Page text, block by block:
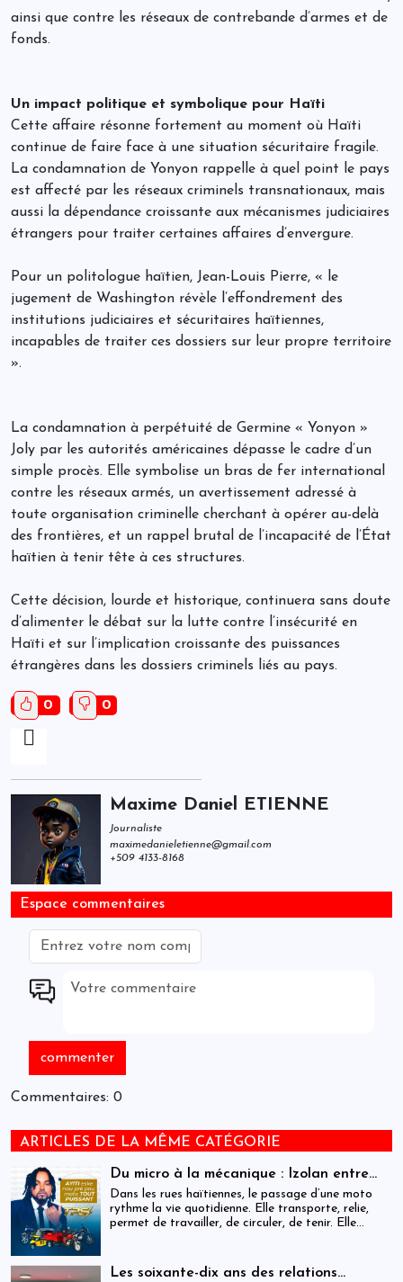
ainsi que contre les réseaux de contrebande d’armes et de
fonds.
Un impact politique et symbolique pour Haïti
Cette affaire résonne fortement au moment où Haïti
continue de faire face à une situation sécuritaire fragile.
La condamnation de Yonyon rappelle à quel point le pays
est affecté par les réseaux criminels transnationaux, mais
aussi la dépendance croissante aux mécanismes judiciaires
étrangers pour traiter certaines affaires d’envergure.
Pour un politologue haïtien, Jean-Louis Pierre, « le
jugement de Washington révèle l’effondrement des
institutions judiciaires et sécuritaires haïtiennes,
incapables de traiter ces dossiers sur leur propre territoire
».
La condamnation à perpétuité de Germine « Yonyon »
Joly par les autorités américaines dépasse le cadre d’un
simple procès. Elle symbolise un bras de fer international
contre les réseaux armés, un avertissement adressé à
toute organisation criminelle cherchant à opérer au-delà
des frontières, et un rappel brutal de l’incapacité de l’État
haïtien à tenir tête à ces structures.
Cette décision, lourde et historique, continuera sans doute
d’alimenter le débat sur la lutte contre l’insécurité en
Haïti et sur l’implication croissante des puissances
étrangères dans les dossiers criminels liés au pays.
0 0
Maxime Daniel ETIENNE
Journaliste
maximedanieletienne@gmail.com
+509 4133-8168
Espace commentaires
Commentaires: 0
ARTICLES DE LA MÊME CATÉGORIE
Du micro à la mécanique : Izolan entre
dans l’univers des motocyclettes en Haïti
Dans les rues haïtiennes, le passage d’une moto
rythme la vie quotidienne. Elle transporte, relie,
permet de travailler, de circuler, de tenir. Elle
personnes.
Les soixante-dix ans des relations